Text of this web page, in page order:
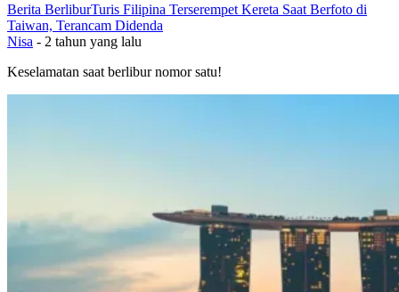
Berita BerliburTuris Filipina Terserempet Kereta Saat Berfoto di
Taiwan, Terancam Didenda
Nisa - 2 tahun yang lalu
Keselamatan saat berlibur nomor satu!